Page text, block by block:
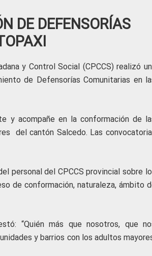
DE DEFENSORÍAS
y Control Social (CPCCS) realizó
de Defensorías Comunitarias en
y acompañe en la conformación de
del cantón Salcedo. Las
personal del CPCCS provincial sobre
de conformación, naturaleza, ámbito
“Quién más que nosotros, que
y barrios con los adultos